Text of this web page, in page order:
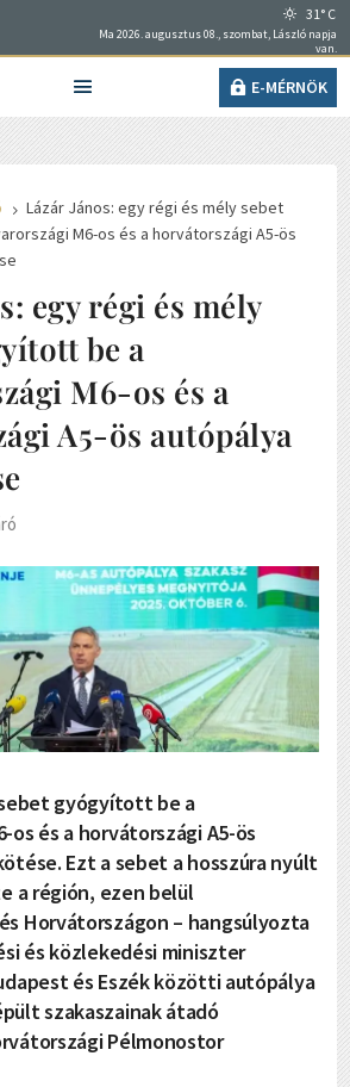
31° C
Ma 2026. augusztus 08., szombat, László napja
van.
E-MÉRNÖK
5 Lázár János: egy régi és mély sebet
M6-os és a horvátországi A5-ös
egy régi és mély
be a
M6-os és a
A5-ös autópálya
gyógyított be a
os és a horvátországi A5-ös
Ezt a sebet a hosszúra nyúlt
a régión, ezen belül
Horvátországon – hangsúlyozta
és közlekedési miniszter
és Eszék közötti autópálya
szakaszainak átadó
Pélmonostor